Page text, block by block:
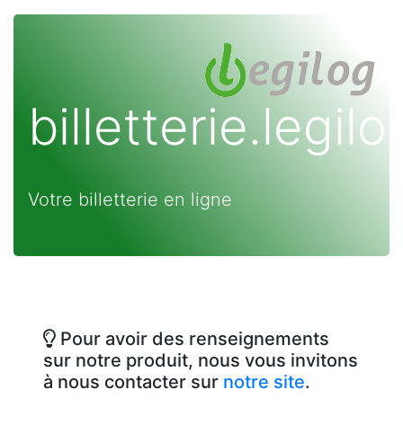
Votre billetterie en ligne
Pour avoir des renseignements
sur notre produit, nous vous invitons
à nous contacter sur notre site.